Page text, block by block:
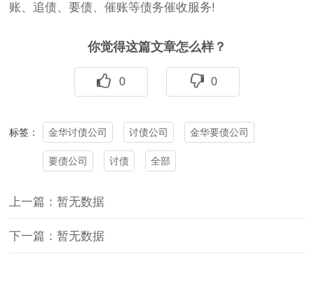
账、追债、要债、催账等债务催收服务!
你觉得这篇文章怎么样？
0 0
标签： 金华讨债公司 讨债公司 金华要债公司
要债公司 讨债 全部
上一篇：暂无数据
下一篇：暂无数据